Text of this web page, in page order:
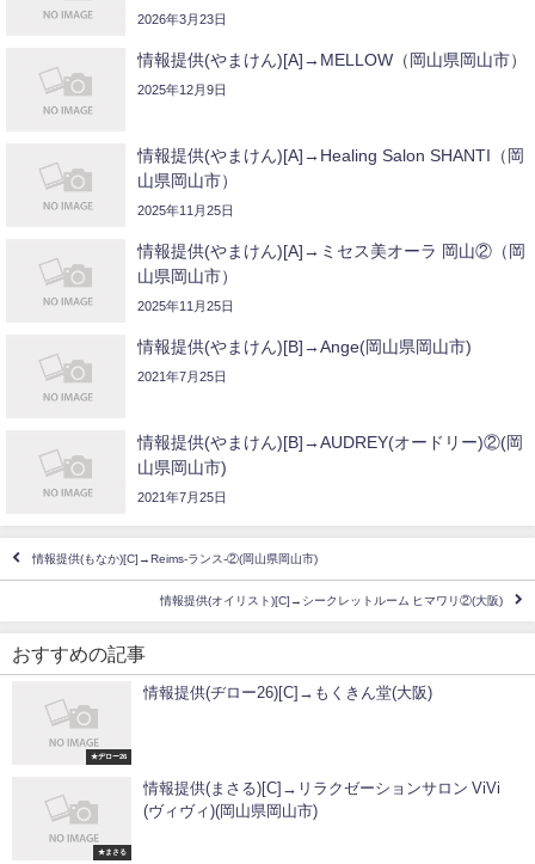
2026年3月23日
情報提供(やまけん)[A]→MELLOW（岡山県岡山市）
2025年12月9日
情報提供(やまけん)[A]→Healing Salon SHANTI（岡
山県岡山市）
2025年11月25日
情報提供(やまけん)[A]→ミセス美オーラ 岡山②（岡
山県岡山市）
2025年11月25日
情報提供(やまけん)[B]→Ange(岡山県岡山市)
2021年7月25日
情報提供(やまけん)[B]→AUDREY(オードリー)②(岡
山県岡山市)
2021年7月25日
情報提供(もなか)[C]→Reims-ランス-②(岡山県岡山市)
情報提供(オイリスト)[C]→シークレットルーム ヒマワリ②(大阪)
おすすめの記事
★ヂロー26
情報提供(ヂロー26)[C]→もくきん堂(大阪)
★まさる
情報提供(まさる)[C]→リラクゼーションサロン ViVi
(ヴィヴィ)(岡山県岡山市)